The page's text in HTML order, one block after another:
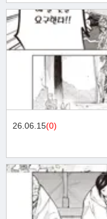
26.06.15(0)